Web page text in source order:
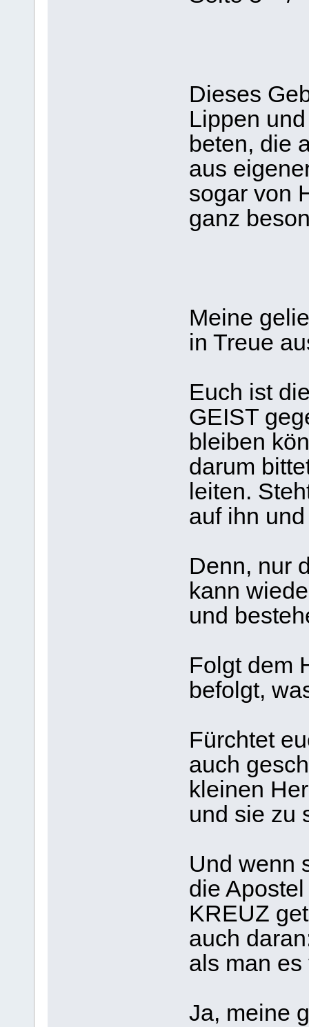
Dieses
Lippen
beten, die
aus
sogar von
ganz
Meine
in Treue
Euch ist
GEIST
bleiben
darum
leiten.
auf ihn
Denn, nur
kann
und
Folgt dem
befolgt,
Fürchtet
auch
kleinen
und sie zu
Und wenn
die
KREUZ
auch
als man
Ja, meine